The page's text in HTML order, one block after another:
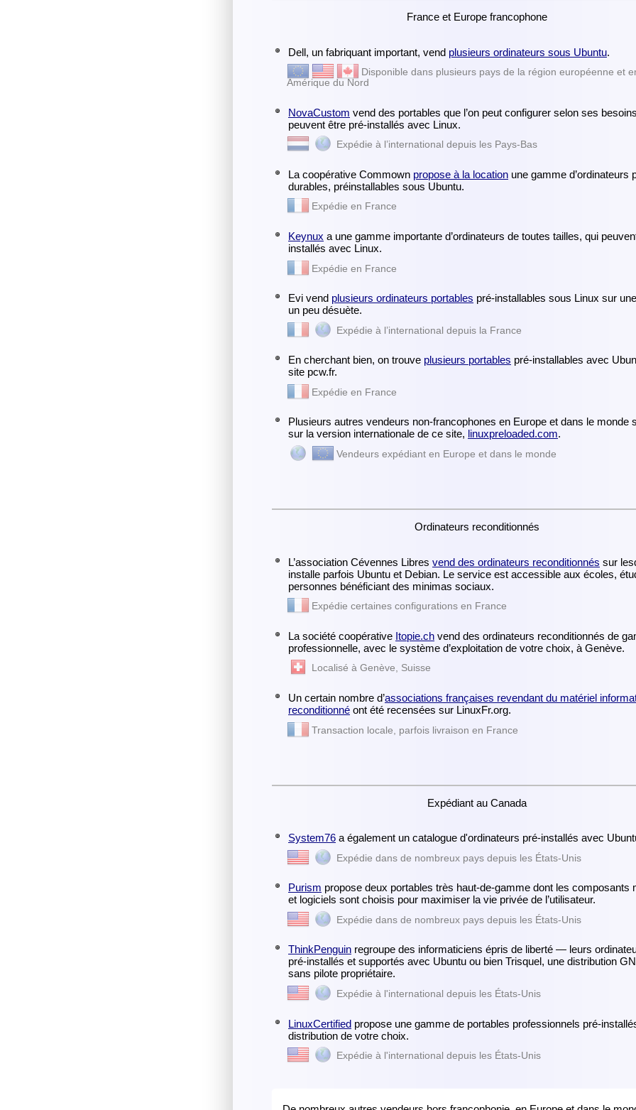
France et Europe francophone
Dell, un fabriquant important, vend plusieurs ordinateurs sous Ubuntu.
Disponible dans plusieurs pays de la région européenne et
Amérique du Nord
NovaCustom vend des portables que l’on peut configurer selon ses
peuvent être pré-installés avec Linux.
Expédie à l’international depuis les Pays-Bas
La coopérative Commown propose à la location une gamme d’ordinateurs
durables, préinstallables sous Ubuntu.
Expédie en France
Keynux a une gamme importante d’ordinateurs de toutes tailles, qui
installés avec Linux.
Expédie en France
Evi vend plusieurs ordinateurs portables pré-installables sous Linux sur
un peu désuète.
Expédie à l’international depuis la France
En cherchant bien, on trouve plusieurs portables pré-installables avec
site pcw.fr.
Expédie en France
Plusieurs autres vendeurs non-francophones en Europe et dans le monde
sur la version internationale de ce site, linuxpreloaded.com.
Vendeurs expédiant en Europe et dans le monde
Ordinateurs reconditionnés
L’association Cévennes Libres vend des ordinateurs reconditionnés sur
installe parfois Ubuntu et Debian. Le service est accessible aux écoles,
personnes bénéficiant des minimas sociaux.
Expédie certaines configurations en France
La société coopérative Itopie.ch vend des ordinateurs reconditionnés de
professionnelle, avec le système d’exploitation de votre choix, à Genève.
Localisé à Genève, Suisse
Un certain nombre d’associations françaises revendant du matériel
reconditionné ont été recensées sur LinuxFr.org.
Transaction locale, parfois livraison en France
Expédiant au Canada
System76 a également un catalogue d'ordinateurs pré-installés avec
Expédie dans de nombreux pays depuis les États-Unis
Purism propose deux portables très haut-de-gamme dont les composants
et logiciels sont choisis pour maximiser la vie privée de l’utilisateur.
Expédie dans de nombreux pays depuis les États-Unis
ThinkPenguin regroupe des informaticiens épris de liberté — leurs
pré-installés et supportés avec Ubuntu ou bien Trisquel, une distribution
sans pilote propriétaire.
Expédie à l'international depuis les États-Unis
LinuxCertified propose une gamme de portables professionnels pré-
distribution de votre choix.
Expédie à l'international depuis les États-Unis